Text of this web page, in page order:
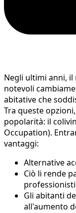
Negli ultimi anni,
notevoli
abitative che
Tra queste
popolarità: il
Occupation).
vantaggi:
Alternative
Ciò li rende
Gli abitanti
all'aumento